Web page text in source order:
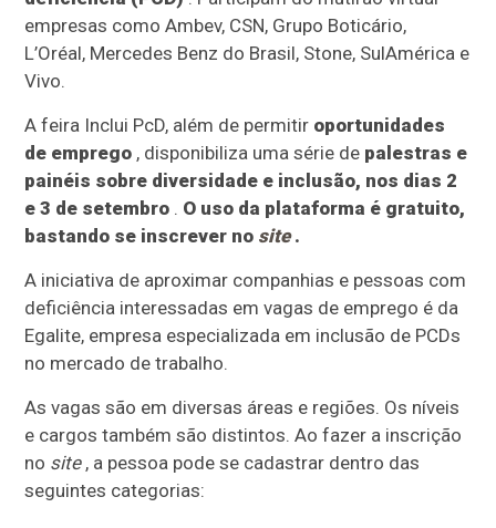
empresas como Ambev, CSN, Grupo Boticário,
L’Oréal, Mercedes Benz do Brasil, Stone, SulAmérica e
Vivo.
A feira Inclui PcD, além de permitir oportunidades
de emprego , disponibiliza uma série de palestras e
painéis sobre diversidade e inclusão, nos dias 2
e 3 de setembro . O uso da plataforma é gratuito,
bastando se inscrever no site .
A iniciativa de aproximar companhias e pessoas com
deficiência interessadas em vagas de emprego é da
Egalite, empresa especializada em inclusão de PCDs
no mercado de trabalho.
As vagas são em diversas áreas e regiões. Os níveis
e cargos também são distintos. Ao fazer a inscrição
no site, a pessoa pode se cadastrar dentro das
seguintes categorias: